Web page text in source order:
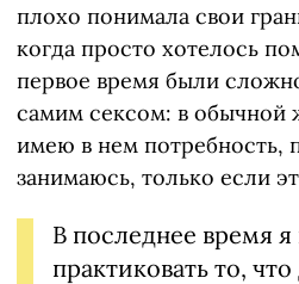
плохо понимала свои
когда просто хотелось
первое время были
самим сексом: в обычной
имею в нем потребность,
занимаюсь, только если
В последнее время я
практиковать то,